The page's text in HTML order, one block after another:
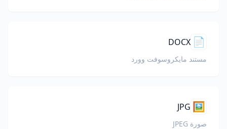
📄
DOCX
مستند مايكروسوفت وورد
🖼️
JPG
صورة JPEG